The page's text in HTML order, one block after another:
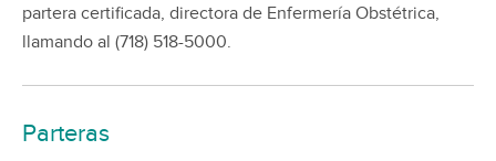
partera certificada, directora de Enfermería Obstétrica,
llamando al (718) 518-5000.
Parteras